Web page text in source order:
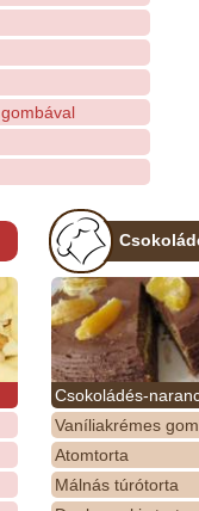
Csokoládés-
Vaníliakrémes
Atomtorta
Málnás túrótorta